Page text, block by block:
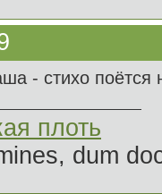
- стихо
плоть
dum